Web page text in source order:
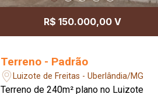
R$ 150.000,00 V
Terreno - Padrão
Luizote de Freitas - Uberlândia/MG
Terreno de 240m² plano no Luizote